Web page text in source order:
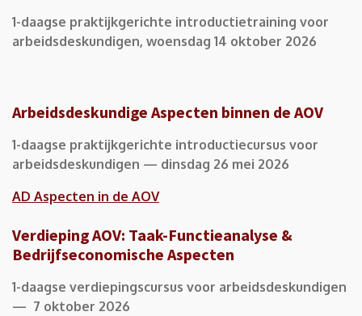
1-daagse praktijkgerichte introductietraining voor
arbeidsdeskundigen, woensdag 14 oktober 2026
Arbeidsdeskundige Aspecten binnen de AOV
1-daagse praktijkgerichte introductiecursus voor
arbeidsdeskundigen — dinsdag 26 mei 2026
AD Aspecten in de AOV
Verdieping AOV: Taak-Functieanalyse &
Bedrijfseconomische Aspecten
1-daagse verdiepingscursus voor arbeidsdeskundigen
— 7 oktober 2026